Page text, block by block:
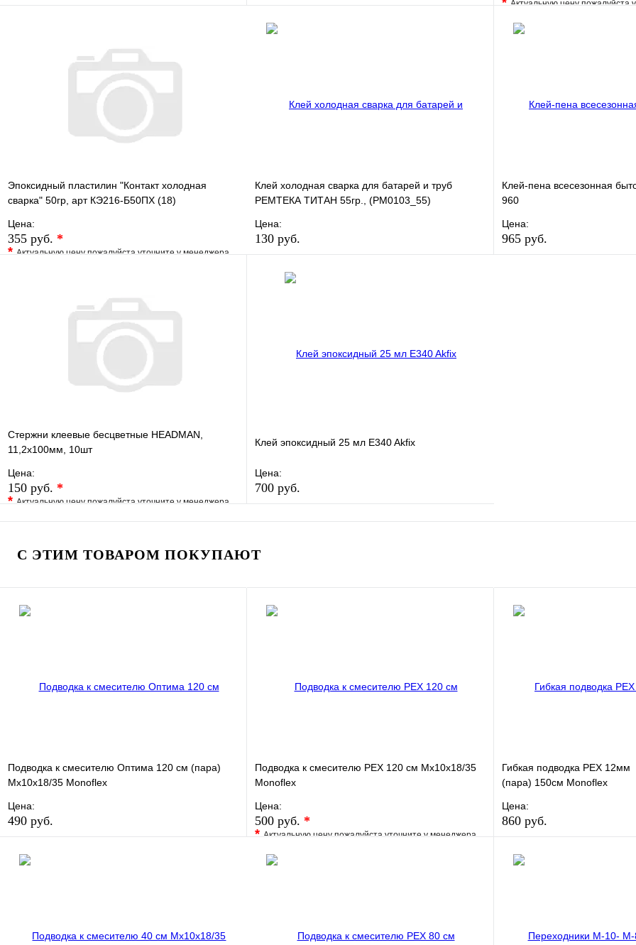
В корзину
Купить в 1 клик
Актуальную цену пожалуйста
В избранное
Эпоксидный пластилин "Контакт холодная
сварка" 50гр, арт КЭ216-Б50ПХ (18)
Цена:
355 руб. *
*Актуальную цену пожалуйста уточните у менеджера
В корзину
Клей холодная сварка для батарей и труб
РЕМТЕКА ТИТАН 55гр., (РМ0103_55)
Цена:
130 руб.
Купить в 1 клик
Клей-пена всесезонная
960
Цена:
965 руб.
Стержни клеевые бесцветные HEADMAN,
11,2х100мм, 10шт
Цена:
150 руб. *
*Актуальную цену пожалуйста уточните у менеджера
В избранное Сравнение
В корзину
Клей эпоксидный 25 мл E340 Akfix
Цена:
700 руб.
С ЭТИМ ТОВАРОМ ПОКУПАЮТ
Подводка к смесителю Оптима 120 см (пара)
Мх10х18/35 Monoflex
Цена:
490 руб.
Купить в 1 клик
Подводка к смесителю РЕХ 120 см Мх10х18/35
Monoflex
Цена:
500 руб. *
*Актуальную цену пожалуйста уточните у менеджера
В избранное
Гибкая подводка PEX 12мм
(пара) 150см Monoflex
Цена:
860 руб.
Купить в 1 клик